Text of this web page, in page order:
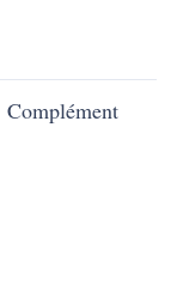
Complément